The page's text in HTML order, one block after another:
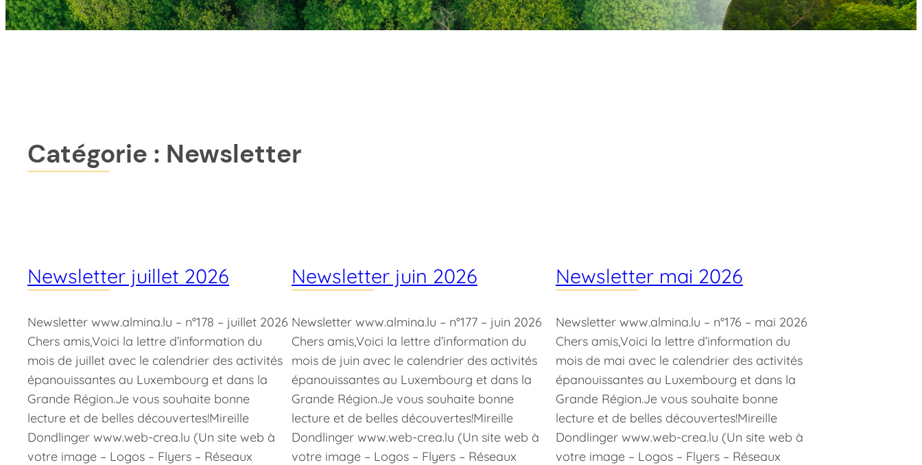
Catégorie : Newsletter
Newsletter juillet 2026
Newsletter www.almina.lu – n°178 – juillet 2026
Chers amis,Voici la lettre d’information du
mois de juillet avec le calendrier des activités
épanouissantes au Luxembourg et dans la
Grande Région.Je vous souhaite bonne
lecture et de belles découvertes!Mireille
Dondlinger www.web-crea.lu (Un site web à
votre image – Logos – Flyers – Réseaux
Newsletter juin 2026
Newsletter www.almina.lu – n°177 – juin 2026
Chers amis,Voici la lettre d’information du
mois de juin avec le calendrier des activités
épanouissantes au Luxembourg et dans la
Grande Région.Je vous souhaite bonne
lecture et de belles découvertes!Mireille
Dondlinger www.web-crea.lu (Un site web à
votre image – Logos – Flyers – Réseaux
Newsletter mai 2026
Newsletter www.almina.lu – n°176 – mai 2026
Chers amis,Voici la lettre d’information du
mois de mai avec le calendrier des activités
épanouissantes au Luxembourg et dans la
Grande Région.Je vous souhaite bonne
lecture et de belles découvertes!Mireille
Dondlinger www.web-crea.lu (Un site web à
votre image – Logos – Flyers – Réseaux